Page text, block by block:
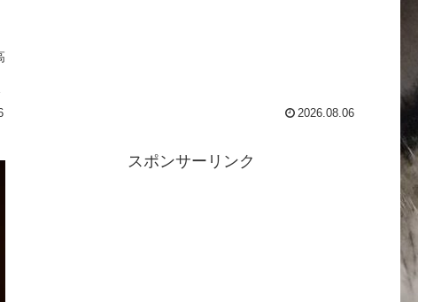
2026.08.06
スポンサーリンク